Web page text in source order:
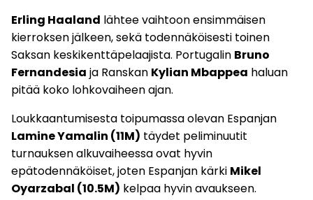
Erling Haaland lähtee vaihtoon ensimmäisen
kierroksen jälkeen, sekä todennäköisesti toinen
Saksan keskikenttäpelaajista. Portugalin Bruno
Fernandesia ja Ranskan Kylian Mbappea haluan
pitää koko lohkovaiheen ajan.
Loukkaantumisesta toipumassa olevan Espanjan
Lamine Yamalin (11M) täydet peliminuutit
turnauksen alkuvaiheessa ovat hyvin
epätodennäköiset, joten Espanjan kärki Mikel
Oyarzabal (10.5M) kelpaa hyvin avaukseen.